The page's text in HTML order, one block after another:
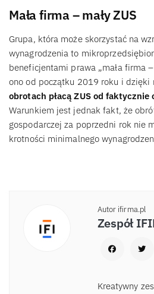
Mała firma – mały ZUS
Grupa, która może skorzystać na
wynagrodzenia to
beneficjentami prawa „mała firma
ono od początku 2019 roku i
obrotach płacą ZUS od faktycznie
Warunkiem jest jednak fakt, że
gospodarczej za poprzedni rok nie
krotności minimalnego
Autor ifirma.pl
Zespół
Kreatywny